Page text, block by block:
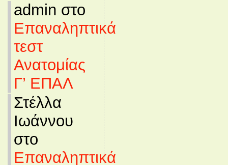
admin στο
Επαναληπτικά
τεστ
Ανατομίας
Γ’ ΕΠΑΛ
Στέλλα
Ιωάννου
στο
Επαναληπτικά